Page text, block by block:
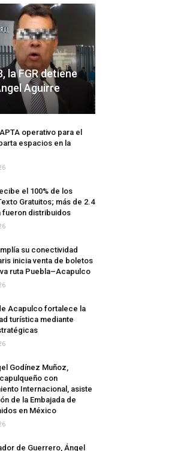
la FGR detiene
Aguirre
operativo para el
espacios en la
el 100% de los
Gratuitos; más de 2.4
fueron distribuidos
su conectividad
inicia venta de boletos
ruta Puebla–Acapulco
Acapulco fortalece la
turística mediante
Godínez Muñoz,
con
Internacional, asiste
de la Embajada de
en México
de Guerrero, Ángel